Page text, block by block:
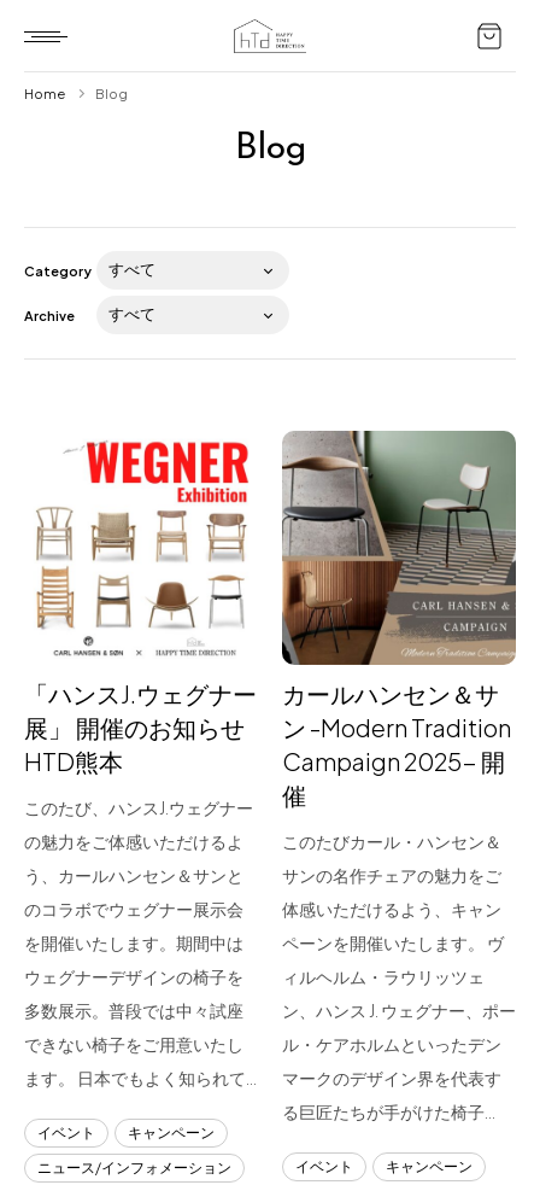
Blog
About us
for Business
Recruit
Contact
フラッグシップストア
0965-52-0323
熊本店
096-274-8175
Arv
0965-45-9282
Blog
Home Blog
Category
Archive
「ハンスJ.ウェグナー
展」 開催のお知らせ
HTD熊本
このたび、ハンスJ.ウェグナー
の魅力をご体感いただけるよ
う、カールハンセン＆サンと
のコラボでウェグナー展示会
を開催いたします。期間中は
ウェグナーデザインの椅子を
多数展示。普段では中々試座
できない椅子をご用意いたし
ます。 日本でもよく知られて…
イベント
キャンペーン
ニュース/インフォメーション
カールハンセン＆サ
ン -Modern Tradition
Campaign 2025- 開
催
このたびカール・ハンセン＆
サンの名作チェアの魅力をご
体感いただけるよう、キャン
ペーンを開催いたします。 ヴ
ィルヘルム・ラウリッツェ
ン、ハンス J. ウェグナー、ポー
ル・ケアホルムといったデン
マークのデザイン界を代表す
る巨匠たちが手がけた椅子…
イベント
キャンペーン